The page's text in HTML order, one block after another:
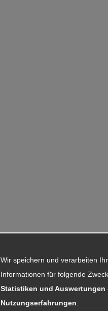
Wir speichern und verarbeiten
Informationen für folgende
Statistiken und Auswertungen
Nutzungserfahrungen